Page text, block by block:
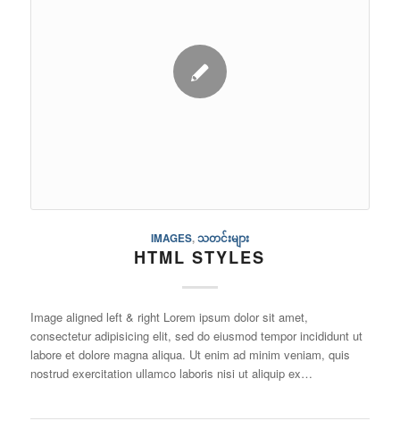
IMAGES,သတင်းများ
HTML STYLES
Image aligned left & right Lorem ipsum dolor sit amet,
consectetur adipisicing elit, sed do eiusmod tempor incididunt ut
labore et dolore magna aliqua. Ut enim ad minim veniam, quis
nostrud exercitation ullamco laboris nisi ut aliquip ex…